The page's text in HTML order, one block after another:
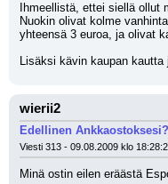
Ihmeellistä, ettei siellä ollut
Nuokin olivat kolme
yhteensä 3 euroa, ja olivat
Lisäksi kävin kaupan
wierii2
Edellinen
Viesti 313 - 09.08.2009 klo
Minä ostin eilen eräästä